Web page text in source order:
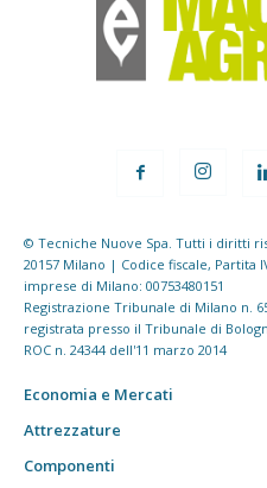
© Tecniche Nuove Spa. Tutti i diritti
20157 Milano | Codice fiscale, Partita
imprese di Milano: 00753480151
Registrazione Tribunale di Milano n.
registrata presso il Tribunale di
ROC n. 24344 dell'11 marzo 2014
Economia e Mercati
Attrezzature
Componenti